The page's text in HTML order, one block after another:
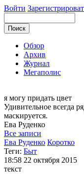
Войти
Обзор
Архив
Журнал
Мегаполис
я могу придать цвет
Удивительное всегда
маскируется.
Ева Руденко
Все записи
Ева Руденко Коротко
Теги: Быт
18:58 22 октября 2015
текст